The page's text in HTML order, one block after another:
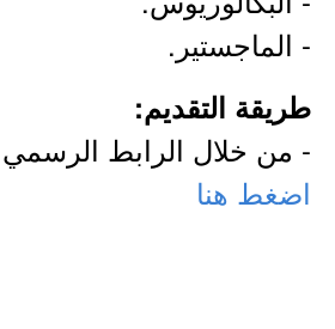
- الماجستير.
طريقة التقديم:
- من خلال الرابط الرسمي
اضغط هنا